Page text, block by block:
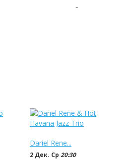
руб
Dariel Rene...
2 Дек. Ср 20:30